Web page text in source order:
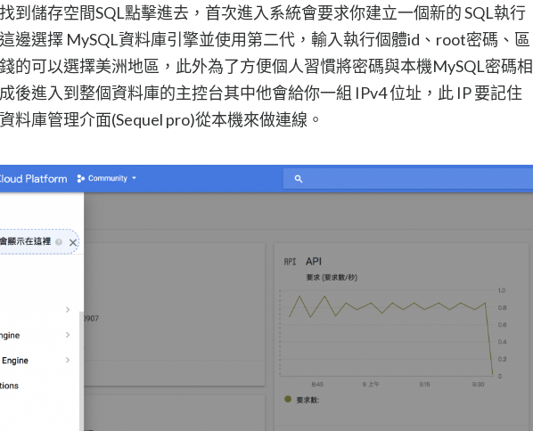
到儲存空間SQL點擊進去，首次進入系統會要求你建立一個新的 SQL執行
邊選擇 MySQL資料庫引擎並使用第二代，輸入執行個體id、root密碼、區
的可以選擇美洲地區，此外為了方便個人習慣將密碼與本機MySQL密碼相
後進入到整個資料庫的主控台其中他會給你一組 IPv4 位址，此 IP 要記住
料庫管理介面(Sequel pro)從本機來做連線。